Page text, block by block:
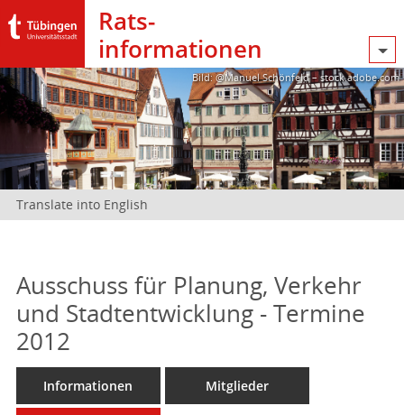
Rats­
informationen
Bild: @Manuel Schönfeld – stock.adobe.com
Translate into English
Ausschuss für Planung, Verkehr
und Stadtentwicklung - Termine
2012
Informationen Mitglieder